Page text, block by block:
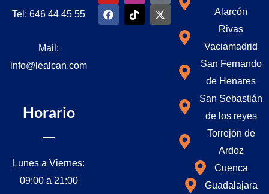
Tel: 646 44 45 55
Mail:
info@lealcan.com
Horario
Lunes a Viernes:
09:00 a 21:00
u
t
s
t
o
g
c
e
k
t
o
n
Alarcón
Rivas
Vaciamadrid
San Fernando
de Henares
San Sebastián
de los reyes
Torrejón de
Ardoz
Cuenca
Guadalajara